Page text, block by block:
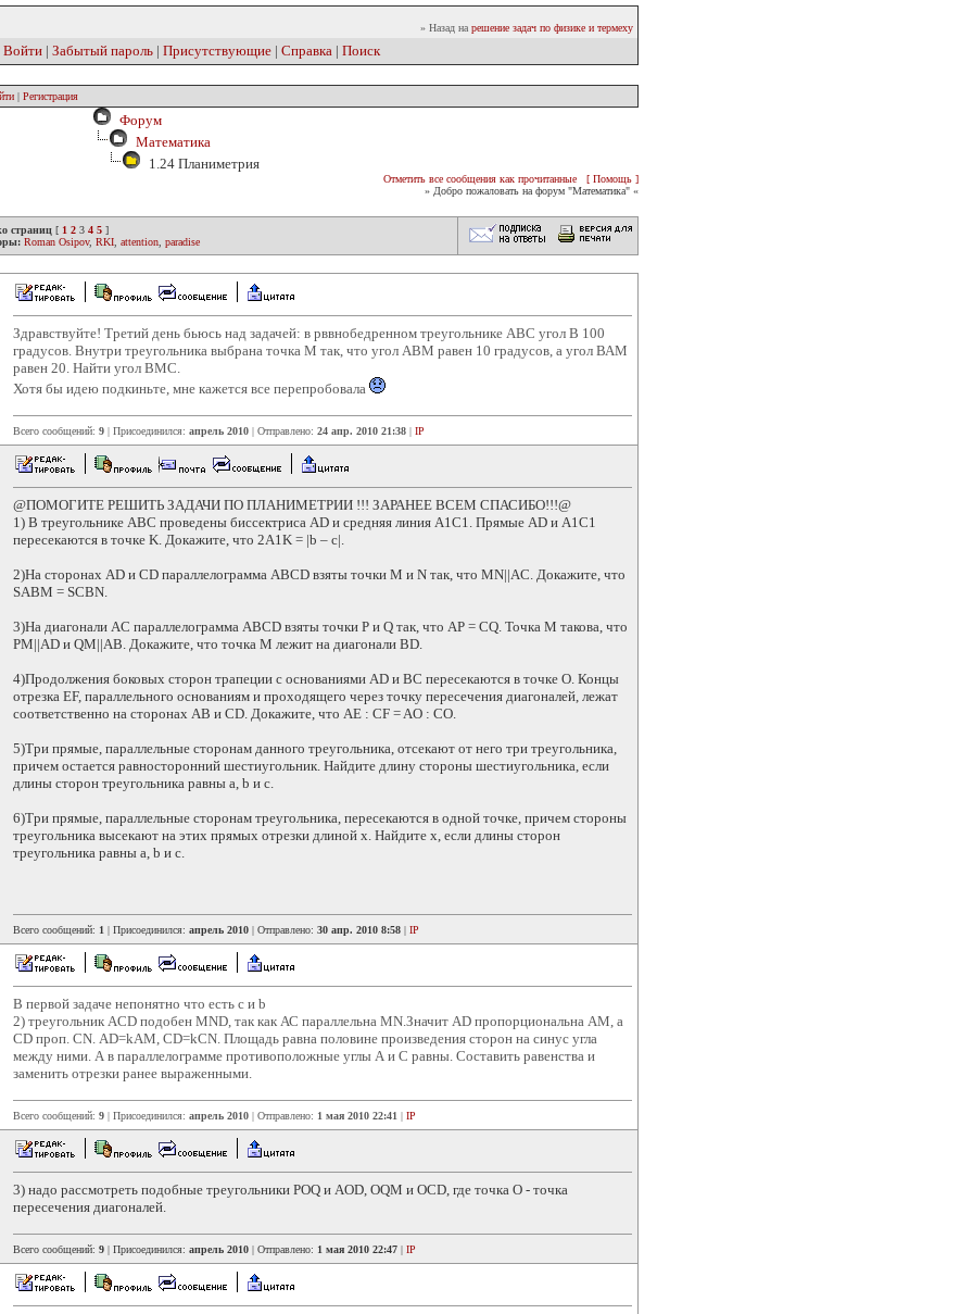
» Назад на решение задач по физике и термеху
Войти | Забытый пароль | Присутствующие | Справка | Поиск
| Регистрация
Форум
Математика
1.24 Планиметрия
Отметить все сообщения как прочитанные
[ Помощь ]
» Добро пожаловать на форум "Математика" «
страниц [ 1 2 3 4 5 ]
Roman Osipov, RKI attention paradise
Здравствуйте! Третий день бьюсь над задачей: в рввнобедренном треугольнике АВС угол В 100
градусов. Внутри треугольника выбрана точка М так, что угол АВМ равен 10 градусов, а угол ВАМ
равен 20. Найти угол ВМС.
Хотя бы идею подкиньте, мне кажется все перепробовала
Всего сообщений: 9 | Присоединился: апрель 2010 | Отправлено: 24 апр. 2010 21:38 | IP
@ПОМОГИТЕ РЕШИТЬ ЗАДАЧИ ПО ПЛАНИМЕТРИИ !!! ЗАРАНЕЕ ВСЕМ СПАСИБО!!!@
1) В треугольнике ABC проведены биссектриса AD и средняя линия A1C1. Прямые AD и A1C1
пересекаются в точке K. Докажите, что 2A1K = |b – c|.
2)На сторонах AD и CD параллелограмма ABCD взяты точки M и N так, что MN||AC. Докажите, что
SABM = SCBN.
3)На диагонали AC параллелограмма ABCD взяты точки P и Q так, что AP = CQ. Точка М такова, что
PM||AD и QM||AB. Докажите, что точка M лежит на диагонали BD.
4)Продолжения боковых сторон трапеции с основаниями AD и BC пересекаются в точке O. Концы
отрезка EF, параллельного основаниям и проходящего через точку пересечения диагоналей, лежат
соответственно на сторонах AB и CD. Докажите, что AE : CF = AO : CO.
5)Три прямые, параллельные сторонам данного треугольника, отсекают от него три треугольника,
причем остается равносторонний шестиугольник. Найдите длину стороны шестиугольника, если
длины сторон треугольника равны a, b и c.
6)Три прямые, параллельные сторонам треугольника, пересекаются в одной точке, причем стороны
треугольника высекают на этих прямых отрезки длиной x. Найдите x, если длины сторон
треугольника равны a, b и c.
Всего сообщений: 1 | Присоединился: апрель 2010 | Отправлено: 30 апр. 2010 8:58 | IP
В первой задаче непонятно что есть с и b
2) треугольник ACD подобен MND, так как АС параллельна MN.Значит АD пропорциональна АМ, а
СD проп. СN. АD=kAM, CD=kCN. Площадь равна половине произведения сторон на синус угла
между ними. А в параллелограмме противоположные углы А и С равны. Составить равенства и
заменить отрезки ранее выраженными.
Всего сообщений: 9 | Присоединился: апрель 2010 | Отправлено: 1 мая 2010 22:41 | IP
3) надо рассмотреть подобные треугольники РОQ и AOD, OQM и OCD, где точка О - точка
пересечения диагоналей.
Всего сообщений: 9 | Присоединился: апрель 2010 | Отправлено: 1 мая 2010 22:47 | IP